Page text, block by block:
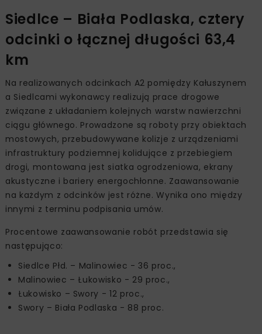
Siedlce – Biała Podlaska, cztery
odcinki o łącznej długości 63,4
km
Na realizowanych odcinkach A2 pomiędzy Kałuszynem
a Siedlcami wykonawcy realizują prace drogowe
związane z układaniem kolejnych warstw nawierzchni
ciągu głównego. Prowadzone są roboty przy obiektach
mostowych, przebudowywane kolizje z urządzeniami
infrastruktury podziemnej kolidujące z przebiegiem
drogi, montowana jest siatka ogrodzeniowa, ekrany
akustyczne i bariery energochłonne. Zaawansowanie
na każdym z odcinków jest różne. Wynika ono między
innymi z terminu podpisania umów.
Procentowe zaawansowanie robót przedstawia się
następująco:
Siedlce Płd. – Malinowiec - 36 proc.,
Malinowiec – Łukowisko - 29 proc.,
Łukowisko – Swory - 12 proc.,
Swory – Biała Podlaska - 88 proc.